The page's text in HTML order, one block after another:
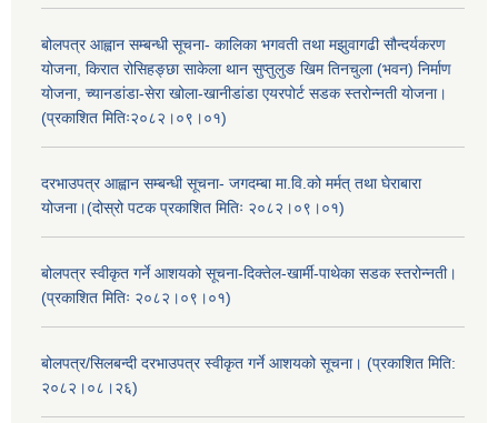
बोलपत्र आह्वान सम्बन्धी सूचना- कालिका भगवती तथा मझुवागढी सौन्दर्यकरण
योजना, किरात रोसिहङ्छा साकेला थान सुप्तुलुङ खिम तिनचुला (भवन) निर्माण
योजना, च्यानडांडा-सेरा खोला-खानीडांडा एयरपोर्ट सडक स्तरोन्नती योजना।
(प्रकाशित मितिः२०८२।०९।०१)
दरभाउपत्र आह्वान सम्बन्धी सूचना- जगदम्बा मा.वि.को मर्मत् तथा घेराबारा
योजना।(दोस्रो पटक प्रकाशित मितिः २०८२।०९।०१)
बोलपत्र स्वीकृत गर्ने आशयको सूचना-दिक्तेल-खार्मी-पाथेका सडक स्तरोन्नती।
(प्रकाशित मितिः २०८२।०९।०१)
बोलपत्र/सिलबन्दी दरभाउपत्र स्वीकृत गर्ने आशयको सूचना। (प्रकाशित मिति:
२०८२।०८।२६)